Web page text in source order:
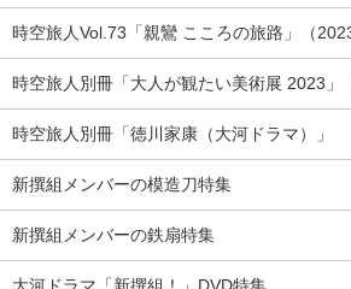
時空旅人Vol.73「親鸞 こころの旅路」（
時空旅人別冊「大人が観たい美術展 2023」
時空旅人別冊「徳川家康（大河ドラマ）」
新撰組メンバーの模造刀特集
新撰組メンバーの鉄扇特集
大河ドラマ「新撰組！」DVD特集